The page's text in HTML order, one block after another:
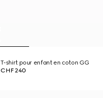
T-shirt pour enfant en coton GG
CHF 240